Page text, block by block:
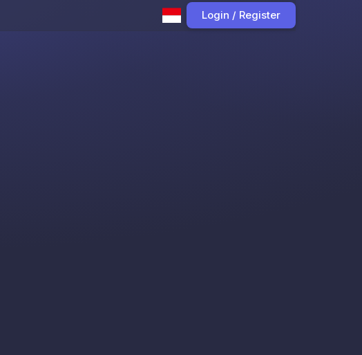
Login / Register